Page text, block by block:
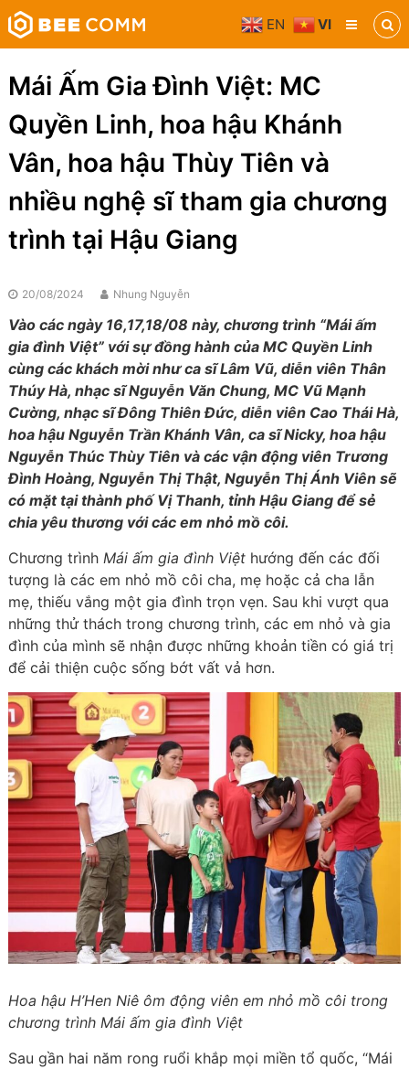
Skip
to
content
Bee
Comm
Truyền
thông
phương
tiện
Mái Ấm Gia Đình Việt: MC
Quyền Linh, hoa hậu Khánh
Vân, hoa hậu Thùy Tiên và
nhiều nghệ sĩ tham gia chương
trình tại Hậu Giang
20/08/2024 Nhung Nguyễn
Vào các ngày 16,17,18/08 này, chương trình “Mái ấm
gia đình Việt” với sự đồng hành của MC Quyền Linh
cùng các khách mời nhưca sĩ Lâm Vũ, diễn viên Thân
Thúy Hà, nhạc sĩ Nguyễn Văn Chung, MC Vũ Mạnh
Cường, nhạc sĩ Đông Thiên Đức, diễn viên Cao Thái Hà,
hoa hậu Nguyễn Trần Khánh Vân, ca sĩ Nicky, hoa hậu
Nguyễn Thúc Thùy Tiên và các vận động viên Trương
Đình Hoàng, Nguyễn Thị Thật, Nguyễn Thị Ánh Viên sẽ
có mặt tại thành phố Vị Thanh, tỉnh Hậu Giang để sẻ
chia yêu thương với các em nhỏ mồ côi.
Chương trình Mái ấm gia đình Việthướng đến các đối
tượng là các em nhỏ mồ côi cha, mẹ hoặc cả cha lẫn
mẹ, thiếu vắng một gia đình trọn vẹn. Sau khi vượt qua
những thử thách trong chương trình, các em nhỏ và gia
đình của mình sẽ nhận được những khoản tiền có giá trị
để cải thiện cuộc sống bớt vất vả hơn.
Hoa hậu H’Hen Niê ôm động viên em nhỏ mồ côi trong
chương trình Mái ấm gia đình Việt
Sau gần hai năm rong ruổi khắp mọi miền tổ quốc, “Mái
EN VI